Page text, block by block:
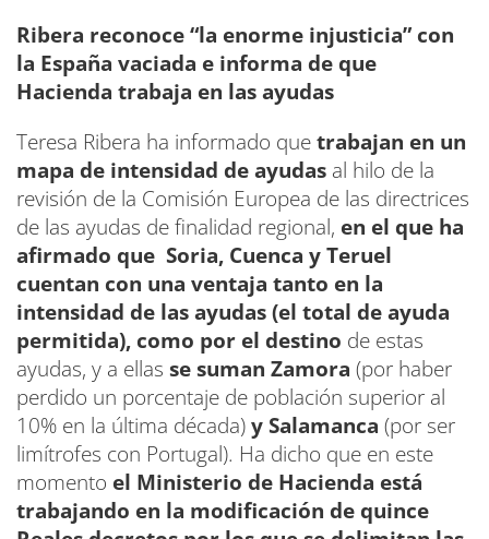
Ribera reconoce “la enorme injusticia” con
la España vaciada e informa de que
Hacienda trabaja en las ayudas
Teresa Ribera ha informado quetrabajan en un
mapa de intensidad de ayudasal hilo de la
revisión de la Comisión Europea de las directrices
de las ayudas de finalidad regional, en el que ha
afirmado que Soria, Cuenca y Teruel
cuentan con una ventaja tanto en la
intensidad de las ayudas (el total de ayuda
permitida), como por el destino de estas
ayudas, y a ellas se suman Zamora (por haber
perdido un porcentaje de población superior al
10% en la última década)y Salamanca (por ser
limítrofes con Portugal). Ha dicho que en este
momento el Ministerio de Hacienda está
trabajando en la modificación de quince